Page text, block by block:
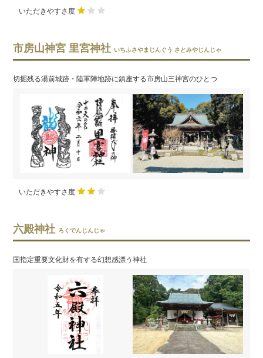
いただきやすさ度
市房山神宮 里宮神社 いちふさやまじんぐう さとみやじんじゃ
切掘残る湯前城跡・陸軍陣地跡に鎮座する市房山三神宮のひとつ
いただきやすさ度
六殿神社 ろくでんじんじゃ
国指定重要文化財を有する幻想感漂う神社